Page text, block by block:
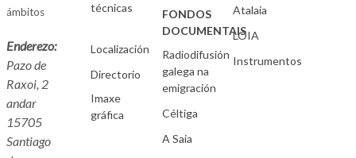
ámbitos
Enderezo:
Pazo de
Raxoi, 2
andar
15705
Santiago
técnicas
Localización
Directorio
Imaxe
gráfica
FONDOS
DOCUMENTAIS
Radiodifusión
galega na
emigración
Céltiga
A Saia
Atalaia
LOIA
Instrumentos